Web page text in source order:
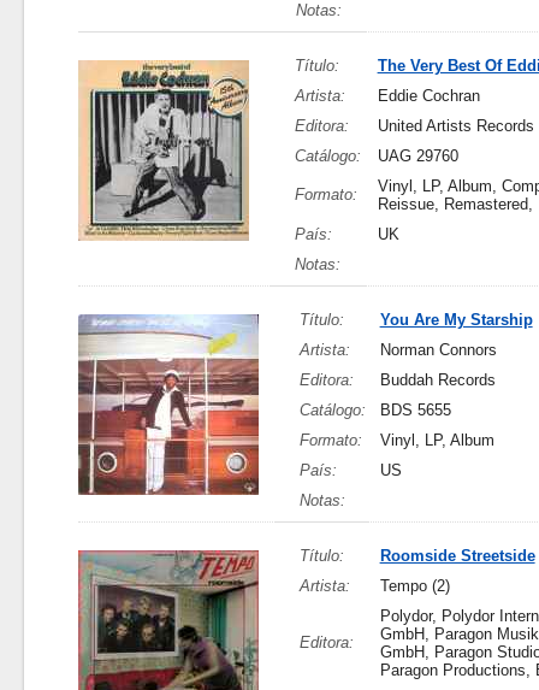
Notas:
Título:
The Very Best Of
Artista:
Eddie Cochran
Editora:
United Artists Records
Catálogo:
UAG 29760
Formato:
Vinyl, LP, Album,
Reissue, Remastered,
País:
UK
Notas:
Título:
You Are My Starship
Artista:
Norman Connors
Editora:
Buddah Records
Catálogo:
BDS 5655
Formato:
Vinyl, LP, Album
País:
US
Notas:
Título:
Roomside Streetside
Artista:
Tempo (2)
Editora:
Polydor, Polydor
GmbH, Paragon
GmbH, Paragon
Paragon Productions,